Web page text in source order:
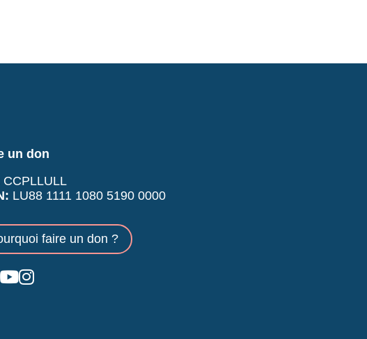
un don
CCPLLULL
LU88 1111 1080 5190 0000
faire un don ?